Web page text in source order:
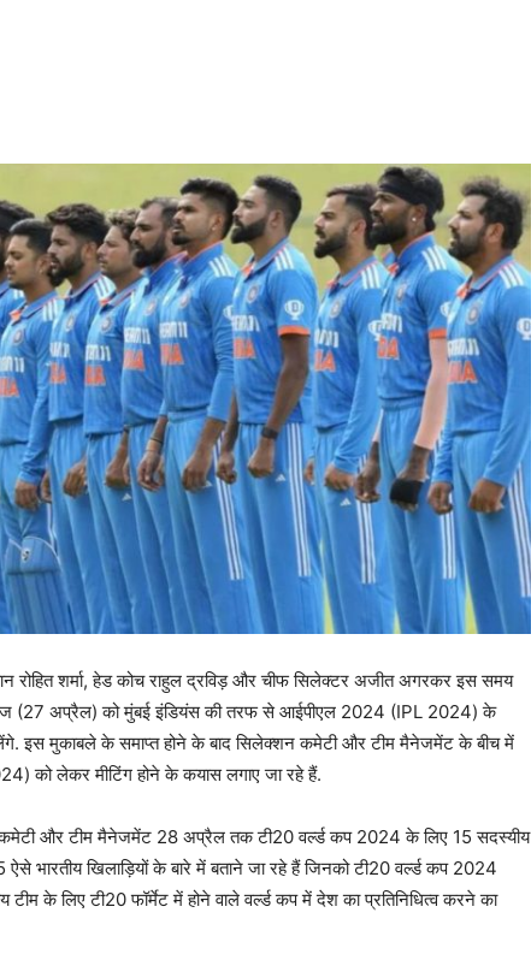
रोहित शर्मा, हेड कोच राहुल द्रविड़ और चीफ सिलेक्टर अजीत अगरकर इस समय
आज (27 अप्रैल) को मुंबई इंडियंस की तरफ से आईपीएल 2024 (IPL 2024) के
इस मुकाबले के समाप्त होने के बाद सिलेक्शन कमेटी और टीम मैनेजमेंट के बीच में
को लेकर मीटिंग होने के कयास लगाए जा रहे हैं.
कमेटी और टीम मैनेजमेंट 28 अप्रैल तक टी20 वर्ल्ड कप 2024 के लिए 15 सदस्यीय
खिलाड़ियों के बारे में बताने जा रहे हैं जिनको टी20 वर्ल्ड कप 2024
के लिए टी20 फॉर्मेट में होने वाले वर्ल्ड कप में देश का प्रतिनिधित्व करने का